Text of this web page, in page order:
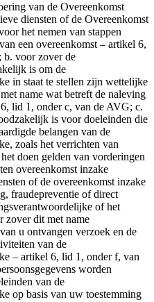
van de Overeenkomst
diensten of de Overeenkomst
het nemen van stappen
een overeenkomst – artikel 6,
b. voor zover de
is om de
in staat te stellen zijn wettelijke
name wat betreft de naleving
lid 1, onder c, van de AVG; c.
is voor doeleinden die
belangen van de
zoals het verrichten van
doen gelden van vorderingen
overeenkomst inzake
of de overeenkomst inzake
fraudepreventie of direct
of het
zover dit met name
u ontvangen verzoek en de
van de
– artikel 6, lid 1, onder f, van
worden
van de
op basis van uw toestemming